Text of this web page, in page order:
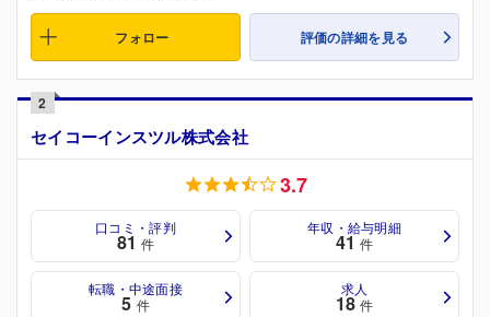
フォロー 評価の詳細を見る
2
セイコーインスツル株式会社
3.7
口コミ・評判
81 件
年収・給与明細
41 件
転職・中途面接
5 件
求人
18 件